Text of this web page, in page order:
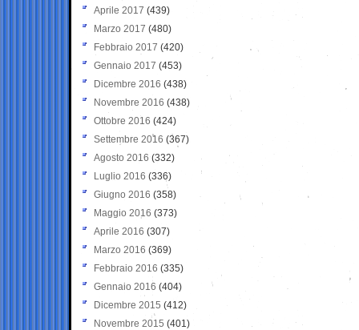
Aprile 2017 (439)
Marzo 2017 (480)
Febbraio 2017 (420)
Gennaio 2017 (453)
Dicembre 2016 (438)
Novembre 2016 (438)
Ottobre 2016 (424)
Settembre 2016 (367)
Agosto 2016 (332)
Luglio 2016 (336)
Giugno 2016 (358)
Maggio 2016 (373)
Aprile 2016 (307)
Marzo 2016 (369)
Febbraio 2016 (335)
Gennaio 2016 (404)
Dicembre 2015 (412)
Novembre 2015 (401)